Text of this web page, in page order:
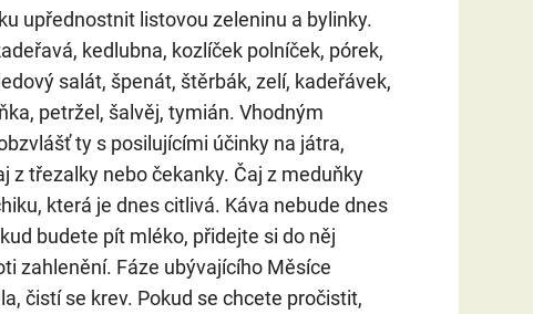
upřednostnit listovou zeleninu a bylinky.
kedlubna, kozlíček polníček, pórek,
salát, špenát, štěrbák, zelí, kadeřávek,
petržel, šalvěj, tymián. Vhodným
ty s posilujícími účinky na játra,
z třezalky nebo čekanky. Čaj z meduňky
která je dnes citlivá. Káva nebude dnes
budete pít mléko, přidejte si do něj
zahlenění. Fáze ubývajícího Měsíce
čistí se krev. Pokud se chcete pročistit,